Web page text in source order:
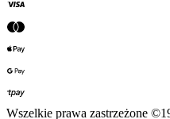
Wszelkie prawa zastrzeżone